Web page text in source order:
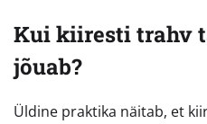
Kui kiiresti trahv
jõuab?
Üldine praktika näitab, et